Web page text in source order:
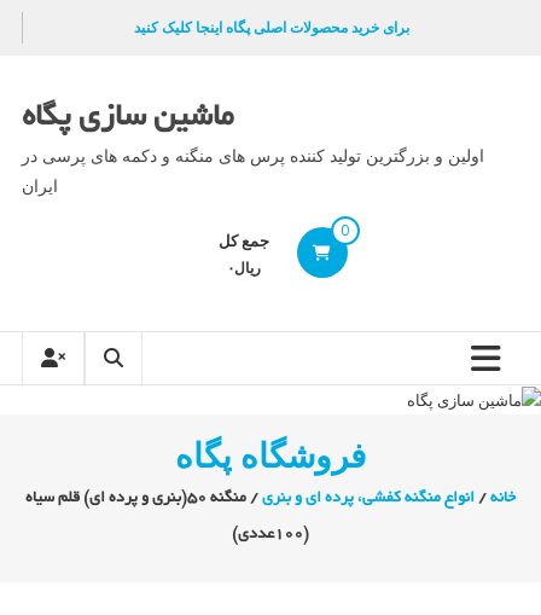
برای خرید محصولات اصلی پگاه اینجا کلیک کنید
ماشین سازی پگاه
اولین و بزرگترین تولید کننده پرس های منگنه و دکمه های پرسی در
ایران
0 جمع کل
ریال۰
فروشگاه پگاه
خانه / انواع منگنه کفشی، پرده ای و بنری / منگنه 50(بنری و پرده ای) قلم سیاه
(100عددی)